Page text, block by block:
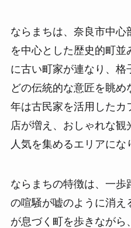
ならまちは、奈良市中心
を中心とした歴史的町
に古い町家が連なり、格
どの伝統的な意匠を眺
年は古民家を活用したカ
店が増え、おしゃれな観
人気を集めるエリアにな
ならまちの特徴は、一
の喧騒が嘘のように消え
が息づく町を歩きなが